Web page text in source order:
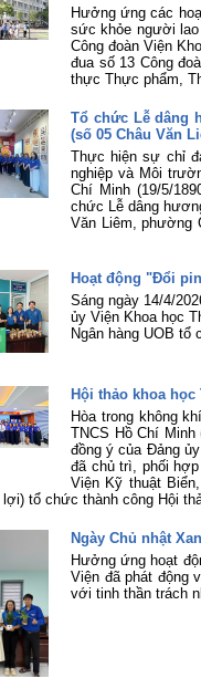
Hưởng ứng các
sức khỏe người lao
Công đoàn Viện
đua số 13 Công
thực Thực phẩm,
Tổ chức Lễ dâng
(số 05 Châu Văn
Thực hiện sự chỉ
nghiệp và Môi
Chí Minh (19/5/
chức Lễ dâng
Văn Liêm, phường
Hoạt động "Đổi
Sáng ngày 14/4/
ủy Viện Khoa học
Ngân hàng UOB tổ
Hội thảo khoa
Hòa trong không
TNCS Hồ Chí
đồng ý của Đảng
đã chủ trì, phối
Viện Kỹ thuật
tổ chức thành công Hội
Ngày Chủ nhật
Hưởng ứng hoạt
Viện đã phát động
với tinh thần trách